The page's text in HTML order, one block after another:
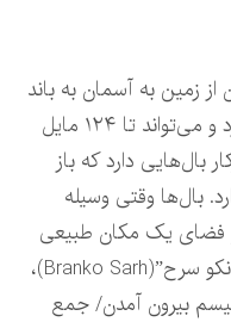
زمین به آسمان به باند
فرودگاهی حداقل ۹۸۴ فوتی نیاز دارد و می‌تواند تا ۱۲۴ مایل
بال‌هایی دارد که باز
بال‌ها وقتی وسیله
فضای یک مکان طبیعی
برای پارک را اشغال می‌کند. دکتر “برانکو سرح”(Branko Sarh)،
بیرون آمدن/ جمع